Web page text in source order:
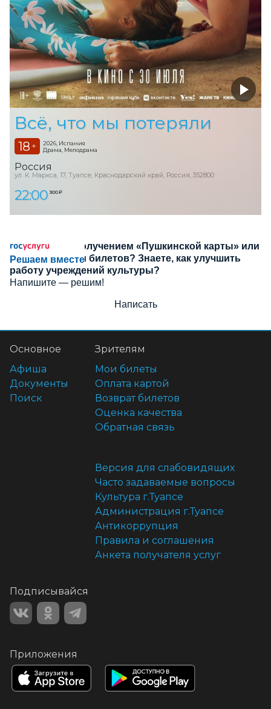
Всё, что мы потеряли
18 +
2026, Испания
Драма, Мелодрама
Россия
ул. К. Маркса, 17, Туапсе, Краснодарский край, Россия, 352800
22:00 300 ₽
Решаем вместе
Сложности с получением «Пушкинской карты» или
приобретением билетов? Знаете, как улучшить
работу учреждений культуры?
Напишите — решим!
Написать
Основное
Афиша
Документы
Поиск
Зрителям
Мои билеты
Оплата картой
Возврат билетов
Оценка качества
Обратная связь
Версия для слабовидящих
Часто задаваемые вопросы
Культура г.Туапсе
Администрация г.Туапсе
Антикоррупция
Правила и соглашения
Анкета получателя услуг
Подписывайся
Приложения